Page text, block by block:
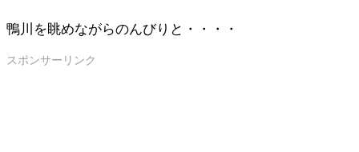
鴨川を眺めながらのんびりと・・・・
スポンサーリンク